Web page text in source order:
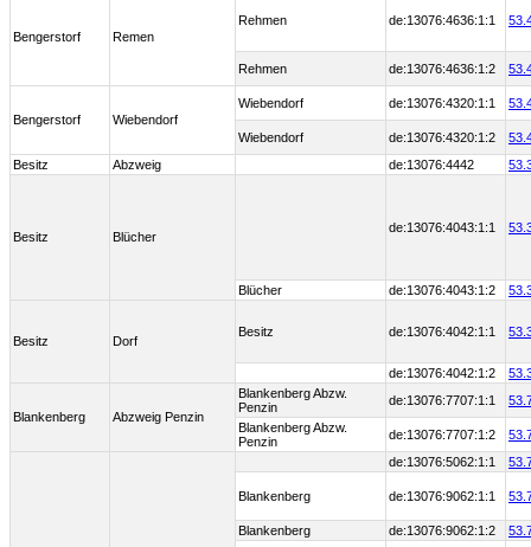
Bengerstorf Remen
Rehmen de:13076:4636:1:1
Rehmen de:13076:4636:1:2
Bengerstorf Wiebendorf
Wiebendorf de:13076:4320:1:1
Wiebendorf de:13076:4320:1:2
Besitz
Abzweig de:13076:4442
Besitz Blücher
de:13076:4043:1:1
Blücher de:13076:4043:1:2
Besitz Dorf
Besitz de:13076:4042:1:1
de:13076:4042:1:2
Blankenberg Abzweig Penzin
Blankenberg Abzw.
Penzin
de:13076:7707:1:1
Blankenberg Abzw.
Penzin
de:13076:7707:1:2
de:13076:5062:1:1
Blankenberg de:13076:9062:1:1
Blankenberg de:13076:9062:1:2